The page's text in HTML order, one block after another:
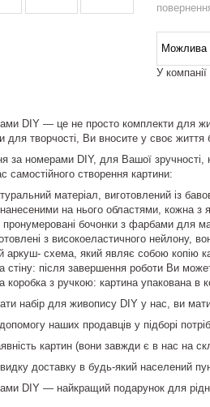
У
DIY — це не просто комплекти для
для творчості, Ви вносите у своє
за номерами DIY, для Вашої зручності,
самостійного створення картини:
матеріал, виготовлений із
на нього областями, кожна з
пронумеровані бочонки з фарбами для
з високоеластичного нейлону,
аркуш- схема, який являє собою копію
стіну: після завершення роботи Ви
коробка з ручкою: картина упакована в
набір для живопису DIY у нас, ви
наших продавців у підборі
картин (вони завжди є в нас на
доставку в будь-який населений
DIY — найкращий подарунок для